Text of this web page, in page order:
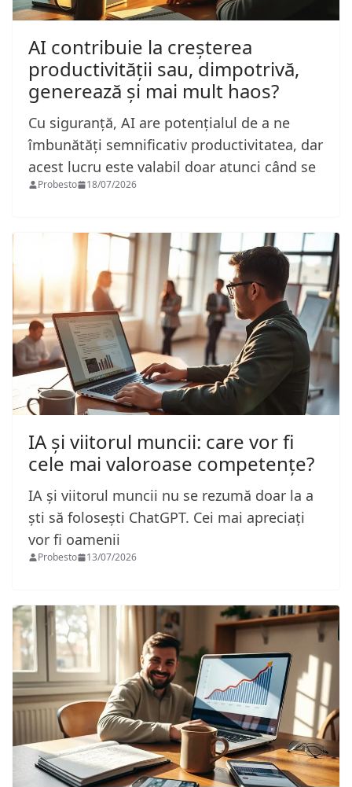
AI contribuie la creșterea
productivității sau, dimpotrivă,
generează și mai mult haos?
Cu siguranță, AI are potențialul de a ne
îmbunătăți semnificativ productivitatea, dar
acest lucru este valabil doar atunci când se
Probesto 18/07/2026
IA și viitorul muncii: care vor fi
cele mai valoroase competențe?
IA și viitorul muncii nu se rezumă doar la a
ști să folosești ChatGPT. Cei mai apreciați
vor fi oamenii
Probesto 13/07/2026